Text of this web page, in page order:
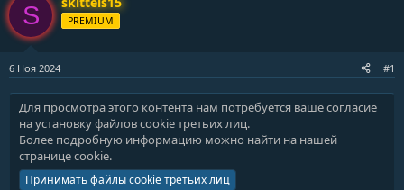
т
м
а
н
S PREMIUM
6 Ноя 2024 #1
Для просмотра этого контента нам потребуется ваше согласие
на установку файлов cookie третьих лиц.
Более подробную информацию можно найти на нашей
странице cookie.
Принимать файлы cookie третьих лиц